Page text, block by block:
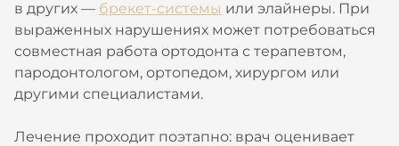
в других — брекет-системы или элайнеры. При
выраженных нарушениях может потребоваться
совместная работа ортодонта с терапевтом,
пародонтологом, ортопедом, хирургом или
другими специалистами.
Лечение проходит поэтапно: врач оценивает